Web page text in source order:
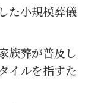
た小規模葬儀
族葬が普及し
イルを指すた